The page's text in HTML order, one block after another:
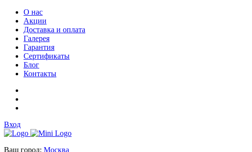
О нас
Акции
Доставка и оплата
Галерея
Гарантия
Сертификаты
Блог
Контакты
Вход
Ваш город: Москва